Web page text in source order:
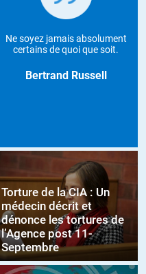
Ne soyez jamais absolument
certains de quoi que soit.
Bertrand Russell
Torture de la CIA : Un
médecin décrit et
dénonce les tortures de
l’Agence post 11-
Septembre